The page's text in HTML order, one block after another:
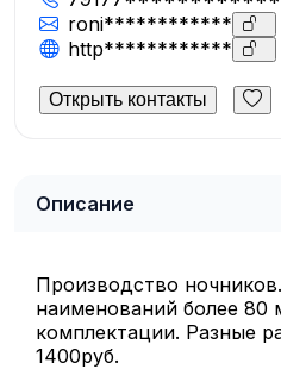
roni************
http************
Открыть контакты
Описание
Производство
наименований более 80
комплектации. Разные
1400руб.